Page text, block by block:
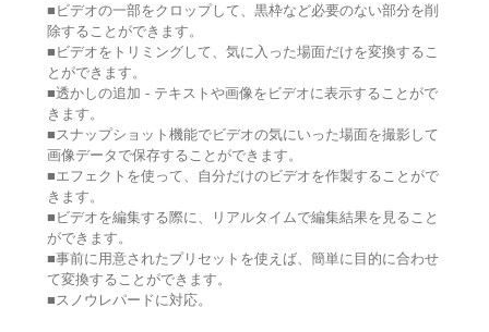
■ビデオの一部をクロップして、黒枠など必要のない部分を削
除することができます。
■ビデオをトリミングして、気に入った場面だけを変換するこ
とができます。
■透かしの追加 - テキストや画像をビデオに表示することがで
きます。
■スナップショット機能でビデオの気にいった場面を撮影して
画像データで保存することができます。
■エフェクトを使って、自分だけのビデオを作製することがで
きます。
■ビデオを編集する際に、リアルタイムで編集結果を見ること
ができます。
■事前に用意されたプリセットを使えば、簡単に目的に合わせ
て変換することができます。
■スノウレパードに対応。